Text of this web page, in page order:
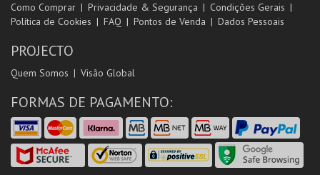
Como Comprar Privacidade & Segurança
Condições Gerais
Política de Cookies
FAQ Pontos de Venda Dados Pessoais
PROJECTO
Quem Somos Visão Global
FORMAS DE PAGAMENTO: